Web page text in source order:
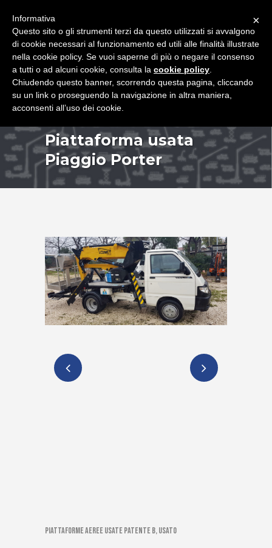
Piattaforma usata
Piaggio Porter
Piattaforme aeree usate patente B, Usato
×
Informativa
Questo sito o gli strumenti terzi da questo utilizzati si avvalgono
di cookie necessari al funzionamento ed utili alle finalità illustrate
nella cookie policy. Se vuoi saperne di più o negare il consenso
a tutti o ad alcuni cookie, consulta la cookie policy
Chiudendo questo banner, scorrendo questa pagina, cliccando
su un link o proseguendo la navigazione in altra maniera,
acconsenti all’uso dei cookie.